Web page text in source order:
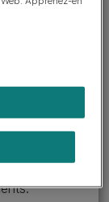
(CE